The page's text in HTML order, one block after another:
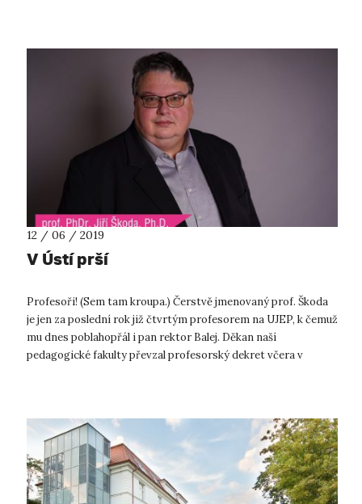
12 / 06 / 2019
V Ústí prší
Profesoři! (Sem tam kroupa.) Čerstvě jmenovaný prof. Škoda
je jen za poslední rok již čtvrtým profesorem na UJEP, k čemuž
mu dnes poblahopřál i pan rektor Balej. Děkan naší
pedagogické fakulty převzal profesorský dekret včera v